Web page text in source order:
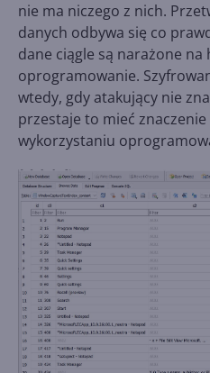
nie ma niczego z nich.
danych odbywa się co
dane ciągle są narażone na
oprogramowanie.
wtedy, gdy atakujący nie
przestaje to mieć
wykorzystaniu